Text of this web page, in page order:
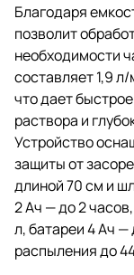
Благодаря
позволит
необходимости
составляет 1,9
что дает
раствора и
Устройство
защиты от
длиной 70 см и
2 Ач — до 2
л, батареи 4 Ач —
распыления до